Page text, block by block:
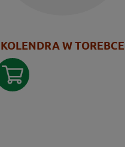
KOLENDRA W TOREBCE